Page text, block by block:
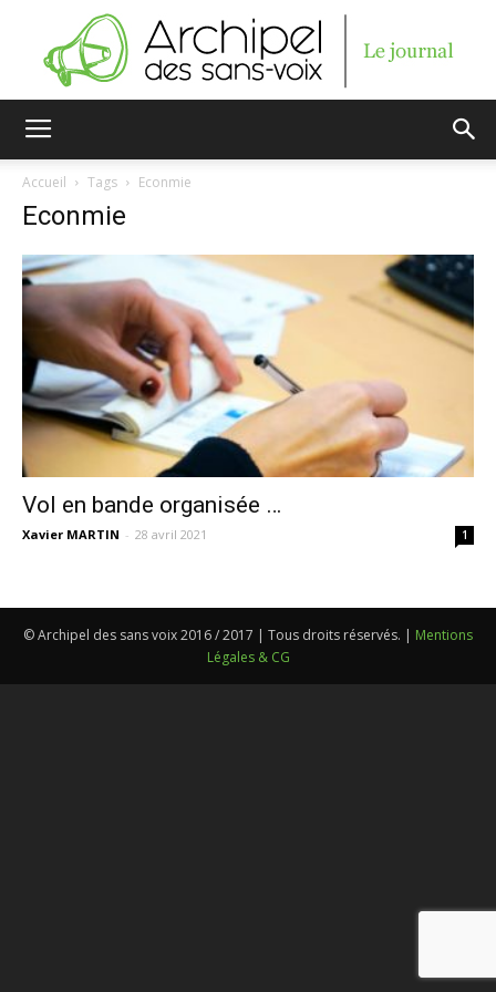
sans-
Accueil Tags Econmie
Econmie
Vol en bande organisée …
Xavier MARTIN - 28 avril 2021 1
© Archipel des sans voix 2016 / 2017 | Tous droits réservés. | Mentions
Légales & CG